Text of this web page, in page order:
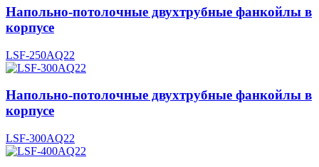
Напольно-потолочные двухтрубные фанкойлы в
корпусе
LSF-250AQ22
Напольно-потолочные двухтрубные фанкойлы в
корпусе
LSF-300AQ22